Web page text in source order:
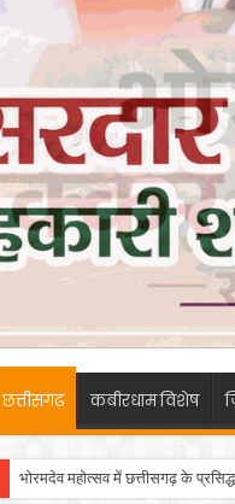
छत्तीसगढ़ कबीरधाम विशेष
भोरमदेव महोत्सव में छत्तीसगढ़ के